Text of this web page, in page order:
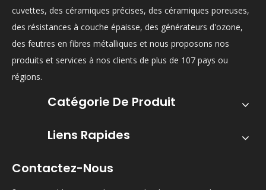
cuvettes, des céramiques précises, des céramiques poreuses,
des résistances à couche épaisse, des générateurs d'ozone,
des feutres en fibres métalliques et nous proposons nos
produits et services à nos clients de plus de 107 pays ou
régions.
Catégorie De Produit
Liens Rapides
Contactez-Nous